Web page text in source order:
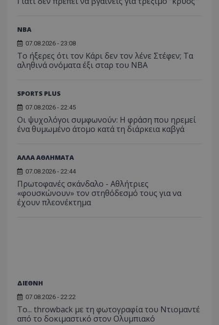
NBA
07.08.2026 - 23:08
Το ήξερες ότι τον Κάρι δεν τον λένε Στέφεν; Τα
αληθινά ονόματα έξι σταρ του NBA
SPORTS PLUS
07.08.2026 - 22:45
Οι ψυχολόγοι συμφωνούν: Η φράση που ηρεμεί
ένα θυμωμένο άτομο κατά τη διάρκεια καβγά
ΑΛΛΑ ΑΘΛΗΜΑΤΑ
07.08.2026 - 22:44
Πρωτοφανές σκάνδαλο - Aθλήτριες
«φουσκώνουν» τον στηθόδεσμό τους για να
έχουν πλεονέκτημα
ΔΙΕΘΝΗ
07.08.2026 - 22:22
Το... throwback με τη φωτογραφία του Ντιομαντέ
από το δοκιμαστικό στον Ολυμπιακό